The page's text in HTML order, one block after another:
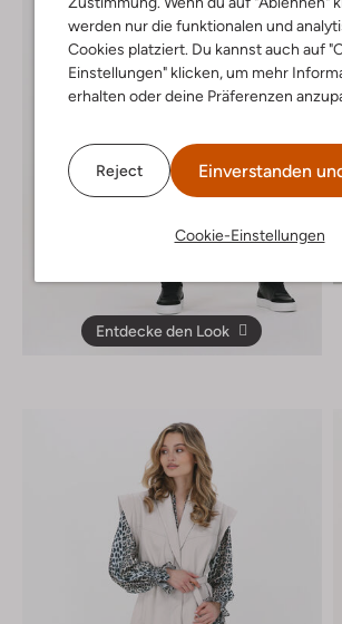
werden nur die funktionalen und
Cookies platziert. Du kannst auch auf
Einstellungen" klicken, um mehr
erhalten oder deine Präferenzen
Reject Einverstanden
Cookie-Einstellungen
Entdecke den Look